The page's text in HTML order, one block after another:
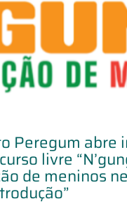
Peregum abre
livre
de meninos